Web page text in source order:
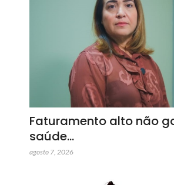
Faturamento alto não
saúde…
agosto 7, 2026